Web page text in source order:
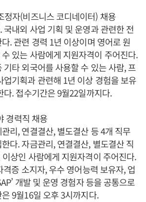
자(비즈니스 코디네이터) 채용
국내외 사업 기획 및 운영과 관련한 전
. 관련 경력 1년 이상이며 영어로 원
있는 사람에게 지원자격이 주어진다.
기타 외국어를 사용할 수 있는 사람, 프
업기획과 관련해 1년 이상 경험을 보유
다. 접수기간은 9월22일까지다.
경력직 채용
리, 연결결산, 별도결산 등 4개 직무
다. 자금관리, 연결결산, 별도결산 직
상인 사람에게 지원자격이 주어진다.
격증 소지자, 우수 영어능력 보유자, 업
개발 및 운영 경험자 등을 공통으로
9월16일 오후 3시까지다.